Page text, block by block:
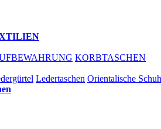
KORBTASCHEN
Ledertaschen Orientalische